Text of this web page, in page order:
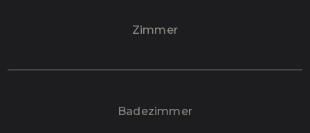
Zimmer
Badezimmer